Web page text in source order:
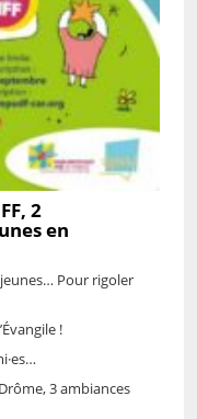
2
en
Pour rigoler
!
3 ambiances